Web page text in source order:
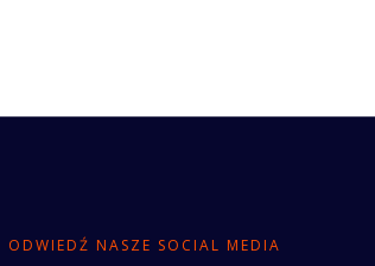
ODWIEDŹ NASZE SOCIAL MEDIA